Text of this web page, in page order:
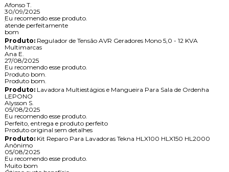
Afonso T.
30/09/2025
Eu recomendo esse produto.
atende perfeitamente
bom
Produto:Regulador de Tensão AVR Geradores Mono 5,0 - 12 KVA
Multimarcas
Ana E.
27/08/2025
Eu recomendo esse produto.
Produto bom.
Produto bom.
Produto:Lavadora Multiestágios e Mangueira Para Sala de Ordenha
LEPONO
Alysson S.
05/08/2025
Eu recomendo esse produto.
Perfeito, entrega e produto perfeito
Produto original sem detalhes
Produto:Kit Reparo Para Lavadoras Tekna HLX100 HLX150 HL2000
Anônimo
05/08/2025
Eu recomendo esse produto.
Muito bom